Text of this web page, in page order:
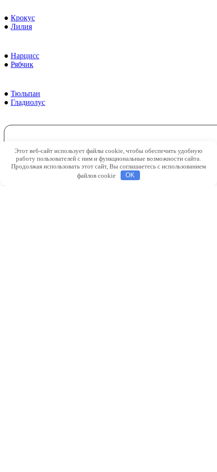
● Крокус
● Лилия
● Нарцисс
● Рябчик
● Тюльпан
● Гладиолус
Этот веб-сайт использует файлы cookie, чтобы обеспечить удобную
работу пользователей с ним и функциональные возможности сайта.
Продолжая использовать этот сайт, Вы соглашаетесь с использованием
файлов cookie
OK